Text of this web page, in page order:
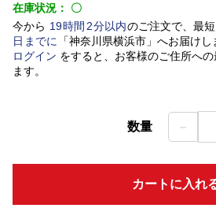
在庫状況： 〇
今から 19時間 2分以内のご注文で、最短
日 までに 「神奈川県横浜市」 へお届けし
ログイン をすると、お客様のご住所へ
ます。
数量 －
カートに入れ